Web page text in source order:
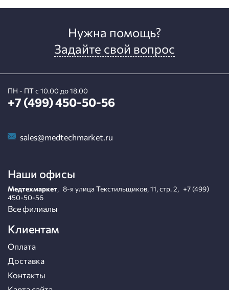
Нужна помощь?
Задайте свой вопрос
ПН - ПТ с 10.00 до 18.00
+7 (499) 450-50-56
sales@medtechmarket.ru
Наши офисы
Медтехмаркет, 8-я улица Текстильщиков, 11, стр. 2, +7 (499)
450-50-56
Все филиалы
Клиентам
Оплата
Доставка
Контакты